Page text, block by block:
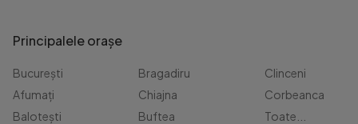
Principalele orașe
București
Afumați
Balotești
Bragadiru
Chiajna
Buftea
Clinceni
Corbeanca
Toate...